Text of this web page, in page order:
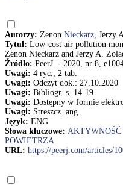
Autorzy: Zenon Nieckarz, Jerzy
Tytuł: Low-cost air pollution
Zenon Nieckarz and Jerzy A.
Źródło: PeerJ. - 2020, nr 8,
Uwagi: 4 ryc., 2 tab.
Uwagi: Odczyt dok.: 27.10.2020
Uwagi: Bibliogr. s. 14-19
Uwagi: Dostępny w formie
Uwagi: Streszcz. ang.
Język: ENG
Słowa kluczowe: AKTYWNOŚĆ
POWIETRZA
URL: https://peerj.com/articles/